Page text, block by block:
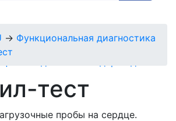
тест = 5890 руб.
идеальный подарок для
→ Функциональная диагностика
тест
пробы на сердце.